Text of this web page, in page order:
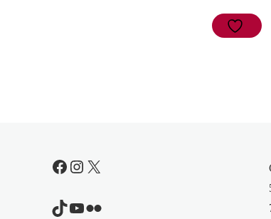
Facebook
Instagram
X
TikTok
YouTube
Flickr